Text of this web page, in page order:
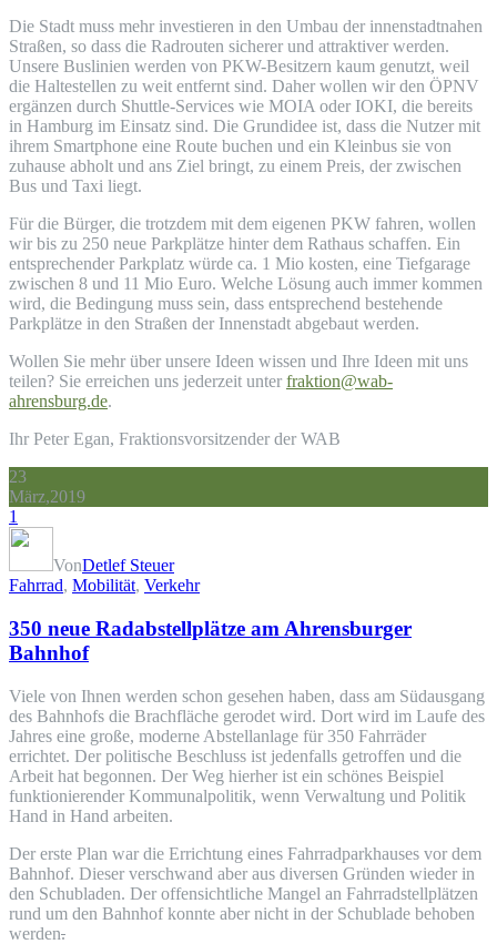
Die Stadt muss mehr investieren in den Umbau der innenstadtnahen
Straßen, so dass die Radrouten sicherer und attraktiver werden.
Unsere Buslinien werden von PKW-Besitzern kaum genutzt, weil
die Haltestellen zu weit entfernt sind. Daher wollen wir den ÖPNV
ergänzen durch Shuttle-Services wie MOIA oder IOKI, die bereits
in Hamburg im Einsatz sind. Die Grundidee ist, dass die Nutzer mit
ihrem Smartphone eine Route buchen und ein Kleinbus sie von
zuhause abholt und ans Ziel bringt, zu einem Preis, der zwischen
Bus und Taxi liegt.
Für die Bürger, die trotzdem mit dem eigenen PKW fahren, wollen
wir bis zu 250 neue Parkplätze hinter dem Rathaus schaffen. Ein
entsprechender Parkplatz würde ca. 1 Mio kosten, eine Tiefgarage
zwischen 8 und 11 Mio Euro. Welche Lösung auch immer kommen
wird, die Bedingung muss sein, dass entsprechend bestehende
Parkplätze in den Straßen der Innenstadt abgebaut werden.
Wollen Sie mehr über unsere Ideen wissen und Ihre Ideen mit uns
teilen? Sie erreichen uns jederzeit unter fraktion@wab-
ahrensburg.de.
Ihr Peter Egan, Fraktionsvorsitzender der WAB
23
März,2019
1
VonDetlef Steuer
Fahrrad, Mobilität, Verkehr
350 neue Radabstellplätze am Ahrensburger
Bahnhof
Viele von Ihnen werden schon gesehen haben, dass am Südausgang
des Bahnhofs die Brachfläche gerodet wird. Dort wird im Laufe des
Jahres eine große, moderne Abstellanlage für 350 Fahrräder
errichtet. Der politische Beschluss ist jedenfalls getroffen und die
Arbeit hat begonnen. Der Weg hierher ist ein schönes Beispiel
funktionierender Kommunalpolitik, wenn Verwaltung und Politik
Hand in Hand arbeiten.
Der erste Plan war die Errichtung eines Fahrradparkhauses vor dem
Bahnhof. Dieser verschwand aber aus diversen Gründen wieder in
den Schubladen. Der offensichtliche Mangel an Fahrradstellplätzen
rund um den Bahnhof konnte aber nicht in der Schublade behoben
werden.